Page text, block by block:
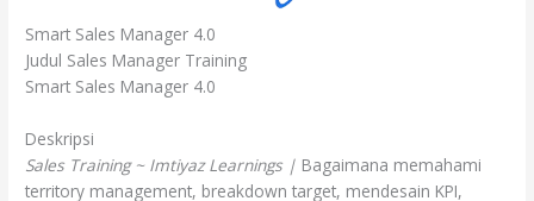
Smart Sales Manager 4.0
Judul Sales Manager Training
Smart Sales Manager 4.0
Deskripsi
Sales Training ~ Imtiyaz Learnings | Bagaimana memahami
territory management, breakdown target, mendesain KPI,